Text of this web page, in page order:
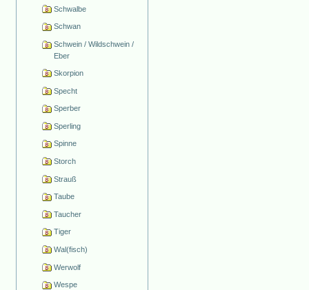
Schwalbe
Schwan
Schwein / Wildschwein /
Eber
Skorpion
Specht
Sperber
Sperling
Spinne
Storch
Strauß
Taube
Taucher
Tiger
Wal(fisch)
Werwolf
Wespe